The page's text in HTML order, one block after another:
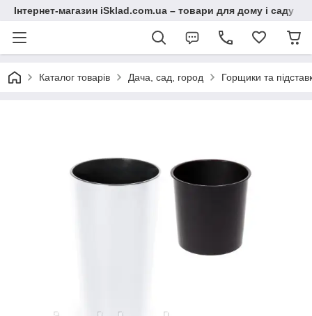
Інтернет-магазин iSklad.com.ua – товари для дому і саду
Каталог товарів Дача, сад, город Горщики та